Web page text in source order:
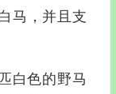
马，并且支
白色的野马